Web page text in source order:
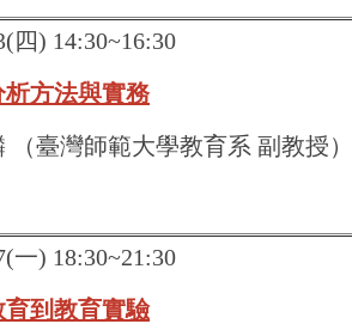
四) 14:30~16:30
析方法與實務
（臺灣師範大學教育系 副教授）
一) 18:30~21:30
到教育實驗